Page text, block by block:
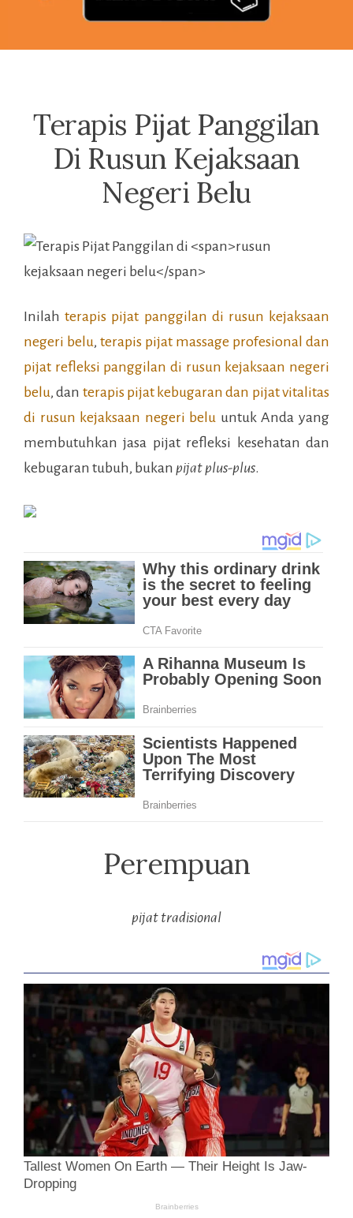
Terapis Pijat Panggilan
Di Rusun Kejaksaan
Negeri Belu
Inilahterapis pijat panggilan di rusun kejaksaan
negeri belu, terapis pijat massage profesional dan
pijat refleksi panggilan di rusun kejaksaan negeri
belu, dan terapis pijat kebugaran dan pijat vitalitas
di rusun kejaksaan negeri belu untuk Anda yang
membutuhkan jasa pijat refleksi kesehatan dan
kebugaran tubuh, bukan pijat plus-plus.
Perempuan
pijat tradisional